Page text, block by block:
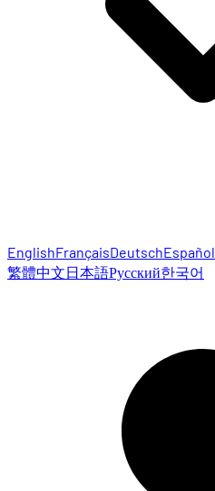
EnglishFrançaisDeutschEspañol
繁體中文日本語Русский한국어